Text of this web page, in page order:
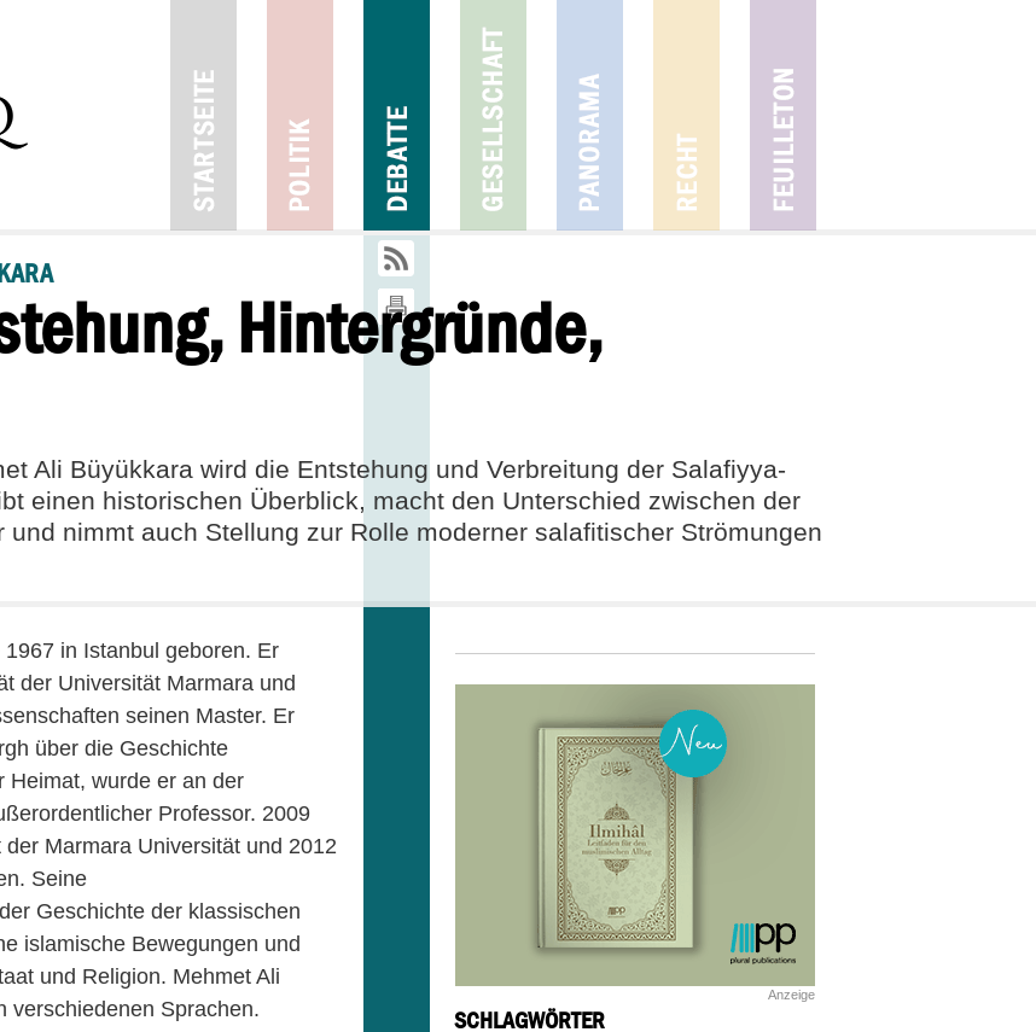
Hintergründe,
Ali Büyükkara wird die Entstehung und Verbreitung der Salafiyya-
einen historischen Überblick, macht den Unterschied zwischen der
nimmt auch Stellung zur Rolle moderner salafitischer Strömungen
09
01
2014
2
in Istanbul geboren. Er
der Universität Marmara und
seinen Master. Er
über die Geschichte
Heimat, wurde er an der
Professor. 2009
Marmara Universität und 2012
Seine
Geschichte der klassischen
islamische Bewegungen und
und Religion. Mehmet Ali
verschiedenen Sprachen.
Anzeige
SCHLAGWÖRTER